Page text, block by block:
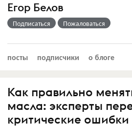
Егор Белов
Подписаться Пожаловаться
посты подписчики о блоге
Как правильно
масла: эксперты
критические ошибки